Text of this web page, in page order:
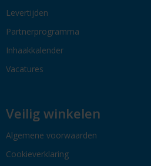
Levertijden
Partnerprogramma
Inhaakkalender
Vacatures
Veilig winkelen
Algemene voorwaarden
Cookieverklaring